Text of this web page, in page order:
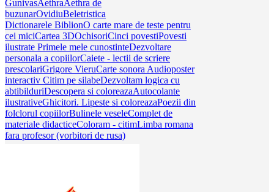
GunivasAethraAethra de
buzunarOvidiuBeletristica
Dictionarele BiblionO carte mare de teste pentru
cei miciCartea 3DOchisoriCinci povestiPovesti
ilustrate Primele mele cunostinteDezvoltare
personala a copiilorCaiete - lectii de scriere
prescolariGrigore VieruCarte sonora Audioposter
interactiv Citim pe silabeDezvoltam logica cu
abtibilduriDescopera si coloreazaAutocolante
ilustrativeGhicitori. Lipeste si coloreazaPoezii din
folclorul copiilorBulinele veseleComplet de
materiale didacticeColoram - citimLimba romana
fara profesor (vorbitori de rusa)